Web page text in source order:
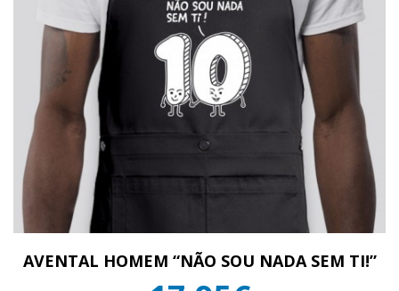
AVENTAL HOMEM “NÃO SOU NADA SEM TI!”